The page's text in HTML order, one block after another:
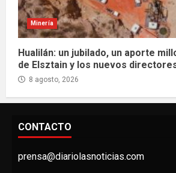
Minería
Hualilán: un jubilado, un aporte
de Elsztain y los nuevos
8 agosto, 2026
CONTACTO
prensa@diariolasnoticias.com